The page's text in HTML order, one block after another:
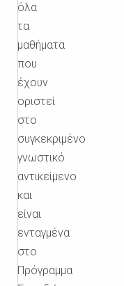
όλα
τα
μαθήματα
που
έχουν
οριστεί
στο
συγκεκριμένο
γνωστικό
αντικείμενο
και
είναι
ενταγμένα
στο
Πρόγραμμα